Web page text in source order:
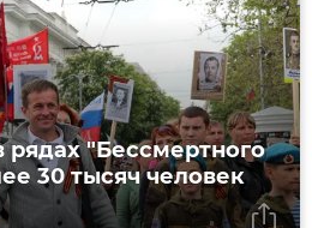
рядах "Бессмертного
30 тысяч человек